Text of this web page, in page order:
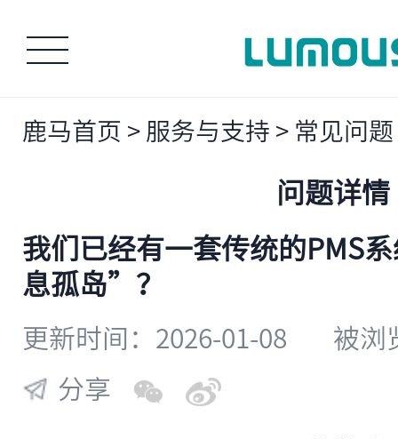
鹿马首页 > 服务与支持 > 常见问题
问题详情
我们已经有一套传统的PMS
息孤岛”？
更新时间：2026-01-08
被浏
分享